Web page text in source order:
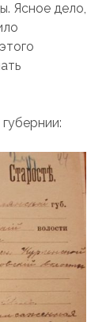
Ясное дело,